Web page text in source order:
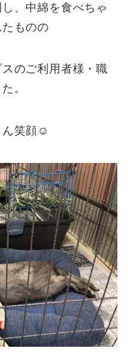
、中綿を食べちゃ
ものの
のご利用者様・職
。
ん笑顔☺